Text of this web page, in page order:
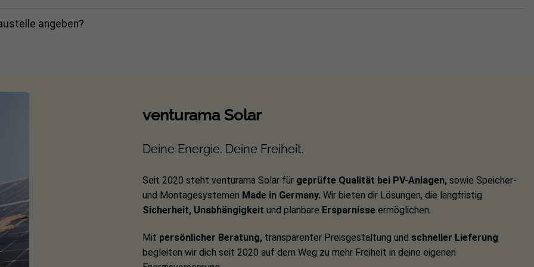
angeben?
venturama Solar
Deine Energie. Deine Freiheit.
Seit 2020 steht venturama Solar für geprüfte Qualität bei PV-Anlagen, sowie Speicher-
und Montagesystemen Made in Germany. Wir bieten dir Lösungen, die langfristig
Sicherheit, Unabhängigkeit und planbare Ersparnisse ermöglichen.
Mit persönlicher Beratung, transparenter Preisgestaltung und schneller Lieferung
begleiten wir dich seit 2020 auf dem Weg zu mehr Freiheit in deine eigenen